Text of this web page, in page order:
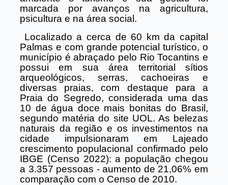
marcada por avanços na agricultura,
psicultura e na área social.
Localizado a cerca de 60 km da capital
Palmas e com grande potencial turístico, o
município é abraçado pelo Rio Tocantins e
possui em sua área territorial sítios
arqueológicos, serras, cachoeiras e
diversas praias, com destaque para a
Praia do Segredo, considerada uma das
10 de água doce mais bonitas do Brasil,
segundo matéria do site UOL. As belezas
naturais da região e os investimentos na
cidade impulsionaram em Lajeado
crescimento populacional confirmado pelo
IBGE (Censo 2022): a população chegou
a 3.357 pessoas - aumento de 21,06% em
comparação com o Censo de 2010.